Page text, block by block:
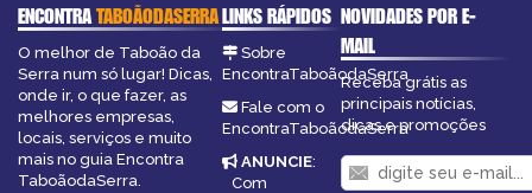
ENCONTRATABOÃODASERRA
O melhor de Taboão da
Serra num só lugar! Dicas,
onde ir, o que fazer, as
melhores empresas,
locais, serviços e muito
mais no guia Encontra
TaboãodaSerra.
LINKS RÁPIDOS
Sobre
EncontraTaboãodaSerra
Fale com o
EncontraTaboãodaSerra
ANUNCIE:
Com
NOVIDADES POR E-
MAIL
Receba grátis as
principais notícias,
dicas e promoções